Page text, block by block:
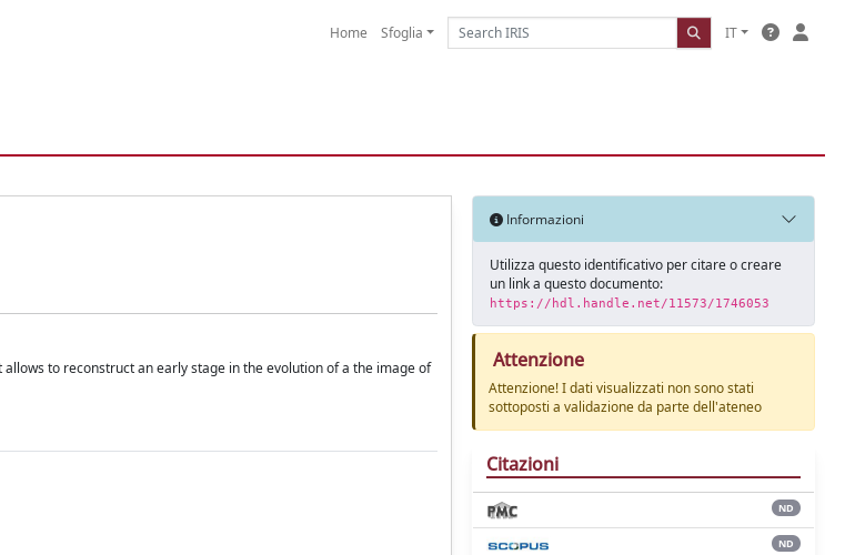
Home Sfoglia IT
to reconstruct an early stage in the evolution of a the image of
Informazioni
Utilizza questo identificativo per citare o creare
un link a questo documento:
https://hdl.handle.net/11573/1746053
Attenzione
Attenzione! I dati visualizzati non sono stati
sottoposti a validazione da parte dell'ateneo
Citazioni
ND
ND